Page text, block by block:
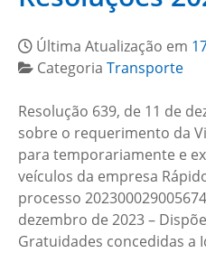
Última Atualização em
Categoria Transporte
Resolução 639, de 11 de
sobre o requerimento da
para temporariamente e
veículos da empresa
processo
dezembro de 2023 –
Gratuidades concedidas a